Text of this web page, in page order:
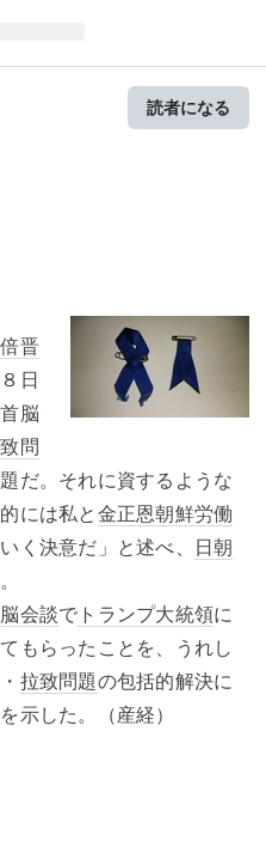
読者になる
晋
日
脳
問
だ。それに資するような
には私と 金正恩朝鮮労働
く決意だ」と述べ、
日朝
会談で トランプ大統領に
もらったことを、うれし
拉致問題の包括的解決に
示した。（産経）